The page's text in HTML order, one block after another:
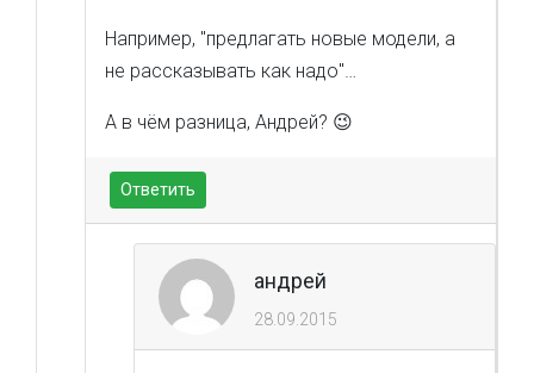
Например, "предлагать новые модели, а
не рассказывать как надо"…
А в чём разница, Андрей? 😉
Ответить
андрей
28.09.2015